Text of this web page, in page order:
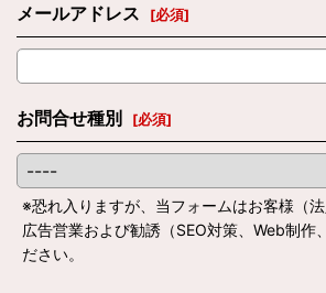
メールアドレス [必須]
お問合せ種別 [必須]
※恐れ入りますが、当フォームはお客様（
広告営業および勧誘（SEO対策、Web制
ださい。